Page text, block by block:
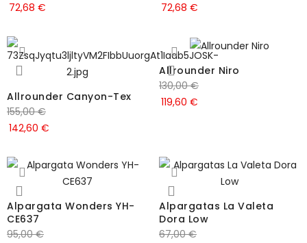
72,68 €
72,68 €
Allrounder Canyon-Tex
155,00€
142,60 €
Allrounder Niro
130,00€
119,60 €
Alpargata Wonders YH-
CE637
95,00€
Alpargatas La Valeta
Dora Low
67,00€